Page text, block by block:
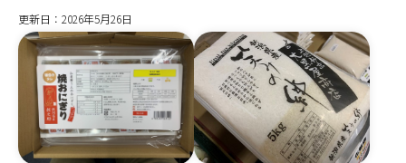
更新日：2026年5月26日